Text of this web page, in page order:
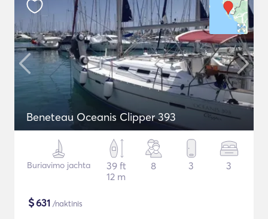
Beneteau Oceanis Clipper 393
Buriavimo jachta
39 ft
12 m
8 3 3
$631 /naktinis